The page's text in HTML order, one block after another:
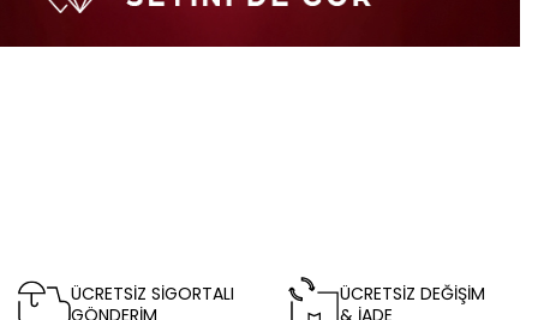
ÜCRETSİZ SİGORTALI
ÜCRETSİZ DEĞİŞİM